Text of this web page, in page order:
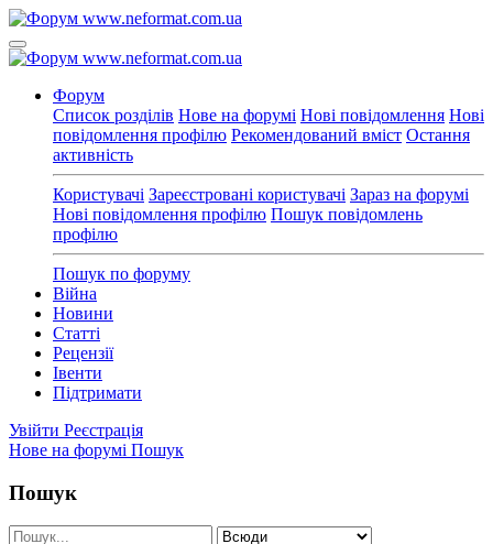
Форум
Список розділів Нове на форумі Нові повідомлення Нові
повідомлення профілю Рекомендований вміст Остання
активність
Користувачі Зареєстровані користувачі Зараз на форумі
Нові повідомлення профілю Пошук повідомлень
профілю
Пошук по форуму
Війна
Новини
Статті
Рецензії
Івенти
Підтримати
Увійти Реєстрація
Нове на форумі Пошук
Пошук